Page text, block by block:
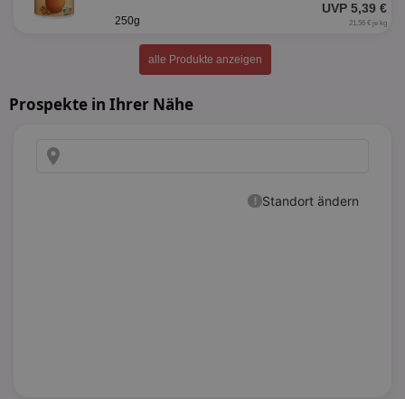
UVP 5,39 €
250g 21,56 € je kg
alle Produkte anzeigen
Prospekte in Ihrer Nähe